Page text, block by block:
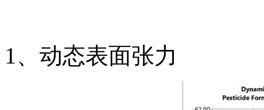
1、动态表面张力